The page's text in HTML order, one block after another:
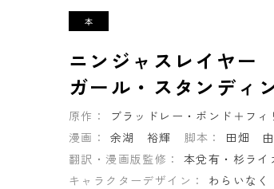
ニンジャスレイヤー
ガール・スタンディ
原作：
ブラッドレー・ボンド＋フ
漫画：
余湖 裕輝 脚本：
田畑
翻訳・漫画版監修：
本兌有・杉ライ
キャラクターデザイン：
わらいなく